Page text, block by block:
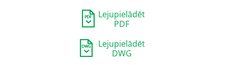
Lejupielādēt
PDF
Lejupielādēt
DWG